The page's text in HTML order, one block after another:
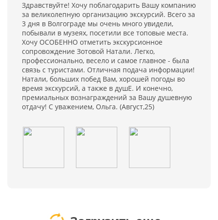
Здравствуйте! Хочу поблагодарить Вашу компанию
за великолепную организацию экскурсий. Всего за
3 дня в Волгограде мы очень много увидели,
побывали в музеях, посетили все топовые места.
Хочу ОСОБЕННО отметить экскурсионное
сопровождение Зотовой Натали. Легко,
профессионально, весело и самое главное - была
связь с туристами. Отличная подача информации!
Натали, больших побед Вам, хорошей погоды во
время экскурсий, а также в душЕ. И конечно,
премиальных вознаграждений за Вашу душевную
отдачу! С уважением, Ольга. (Август,25)